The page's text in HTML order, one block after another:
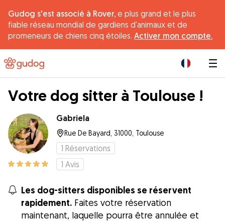
Gudog s'est associé à Rover, e plus grand et le plus
fiable réseau mondial de gardiens d'animaux et de
promeneurs de chiens cinq étoiles. Activer mon compte.
Votre dog sitter à Toulouse !
Gabriela
Rue De Bayard, 31000, Toulouse
1 Réservations
1 Avis
Les dog-sitters disponibles se réservent
rapidement. Faites votre réservation
maintenant, laquelle pourra être annulée et